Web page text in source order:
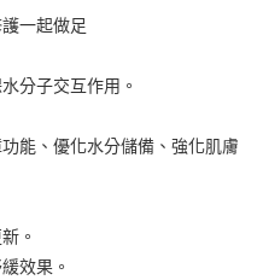
一起做足
分子交互作用。
能、優化水分儲備、強化肌膚
。
效果。